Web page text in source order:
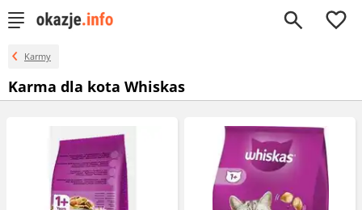
0
Karmy
Karma dla kota Whiskas